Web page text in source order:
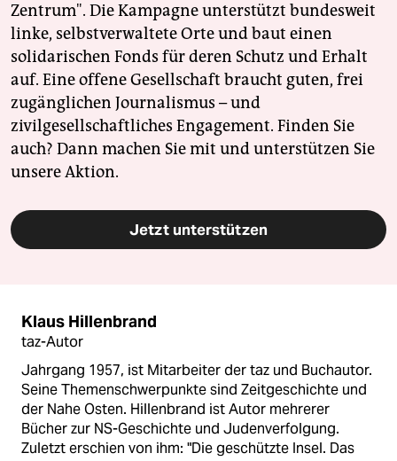
Zentrum". Die Kampagne unterstützt bundesweit
linke, selbstverwaltete Orte und baut einen
solidarischen Fonds für deren Schutz und Erhalt
auf. Eine offene Gesellschaft braucht guten, frei
zugänglichen Journalismus – und
zivilgesellschaftliches Engagement. Finden Sie
auch? Dann machen Sie mit und unterstützen Sie
unsere Aktion.
Jetzt unterstützen
Klaus Hillenbrand
taz-Autor
Jahrgang 1957, ist Mitarbeiter der taz und Buchautor.
Seine Themenschwerpunkte sind Zeitgeschichte und
der Nahe Osten. Hillenbrand ist Autor mehrerer
Bücher zur NS-Geschichte und Judenverfolgung.
Zuletzt erschien von ihm: "Die geschützte Insel. Das